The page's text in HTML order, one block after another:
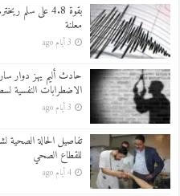
بقوة 4.8 على
معلنة
3 أيام ago
حادث أليم يهز دوار
الاضطرابات النفسية
3 أيام ago
تفاصيل الحالة
للقطاع الصحي
4 أيام ago